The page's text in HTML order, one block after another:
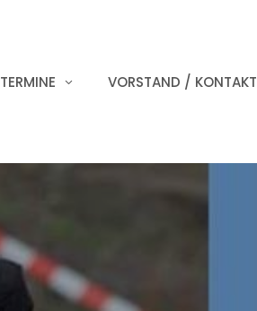
TERMINE VORSTAND / KONTAKT